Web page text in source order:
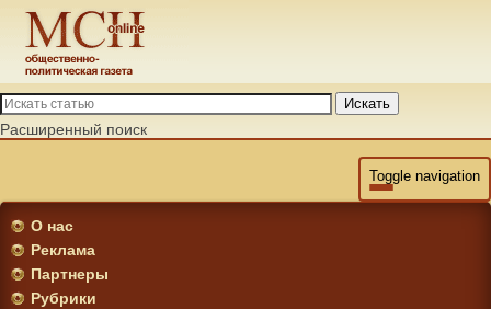
Искать
Расширенный поиск
Toggle navigation
О нас
Реклама
Партнеры
Рубрики